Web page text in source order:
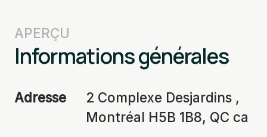
APERÇU
Informations générales
Adresse
2 Complexe Desjardins ,
Montréal H5B 1B8, QC ca